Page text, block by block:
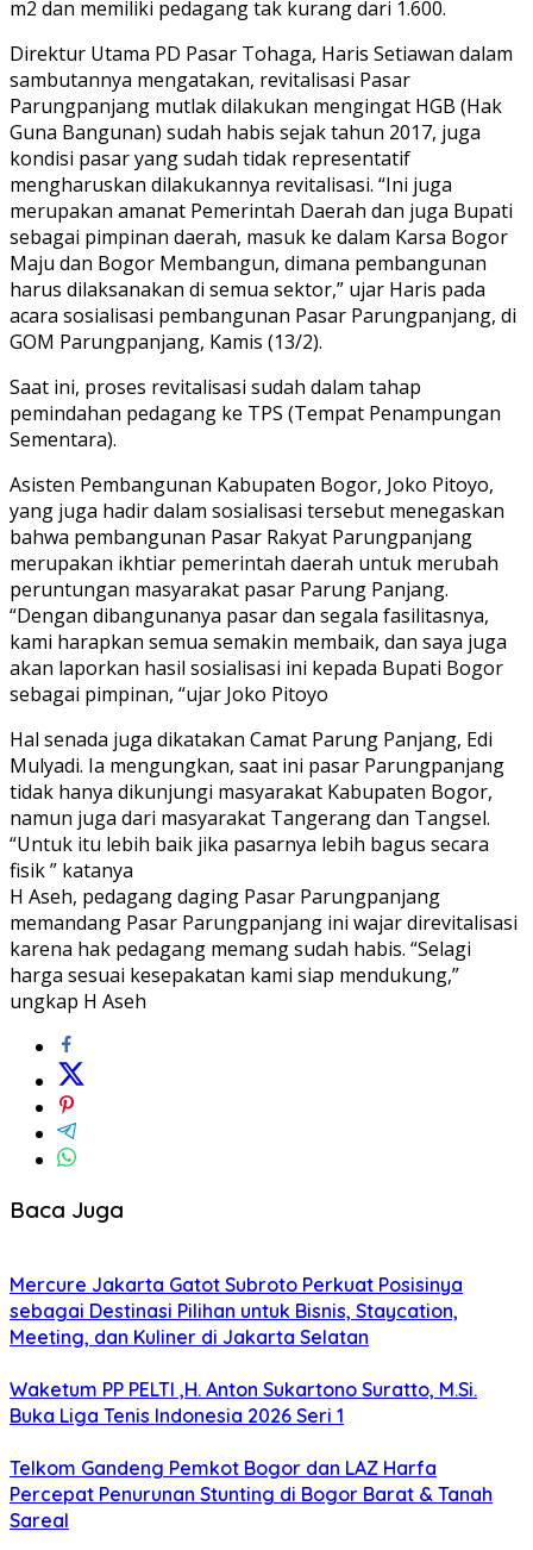
m2 dan memiliki pedagang tak kurang dari 1.600.
Direktur Utama PD Pasar Tohaga, Haris Setiawan dalam
sambutannya mengatakan, revitalisasi Pasar
Parungpanjang mutlak dilakukan mengingat HGB (Hak
Guna Bangunan) sudah habis sejak tahun 2017, juga
kondisi pasar yang sudah tidak representatif
mengharuskan dilakukannya revitalisasi. “Ini juga
merupakan amanat Pemerintah Daerah dan juga Bupati
sebagai pimpinan daerah, masuk ke dalam Karsa Bogor
Maju dan Bogor Membangun, dimana pembangunan
harus dilaksanakan di semua sektor,” ujar Haris pada
acara sosialisasi pembangunan Pasar Parungpanjang, di
GOM Parungpanjang, Kamis (13/2).
Saat ini, proses revitalisasi sudah dalam tahap
pemindahan pedagang ke TPS (Tempat Penampungan
Sementara).
Asisten Pembangunan Kabupaten Bogor, Joko Pitoyo,
yang juga hadir dalam sosialisasi tersebut menegaskan
bahwa pembangunan Pasar Rakyat Parungpanjang
merupakan ikhtiar pemerintah daerah untuk merubah
peruntungan masyarakat pasar Parung Panjang.
“Dengan dibangunanya pasar dan segala fasilitasnya,
kami harapkan semua semakin membaik, dan saya juga
akan laporkan hasil sosialisasi ini kepada Bupati Bogor
sebagai pimpinan, “ujar Joko Pitoyo
Hal senada juga dikatakan Camat Parung Panjang, Edi
Mulyadi. Ia mengungkan, saat ini pasar Parungpanjang
tidak hanya dikunjungi masyarakat Kabupaten Bogor,
namun juga dari masyarakat Tangerang dan Tangsel.
“Untuk itu lebih baik jika pasarnya lebih bagus secara
fisik ” katanya
H Aseh, pedagang daging Pasar Parungpanjang
memandang Pasar Parungpanjang ini wajar direvitalisasi
karena hak pedagang memang sudah habis. “Selagi
harga sesuai kesepakatan kami siap mendukung,”
ungkap H Aseh
Baca Juga
Mercure Jakarta Gatot Subroto Perkuat Posisinya
sebagai Destinasi Pilihan untuk Bisnis, Staycation,
Meeting, dan Kuliner di Jakarta Selatan
Waketum PP PELTI ,H. Anton Sukartono Suratto, M.Si.
Buka Liga Tenis Indonesia 2026 Seri 1
Telkom Gandeng Pemkot Bogor dan LAZ Harfa
Percepat Penurunan Stunting di Bogor Barat & Tanah
Sareal